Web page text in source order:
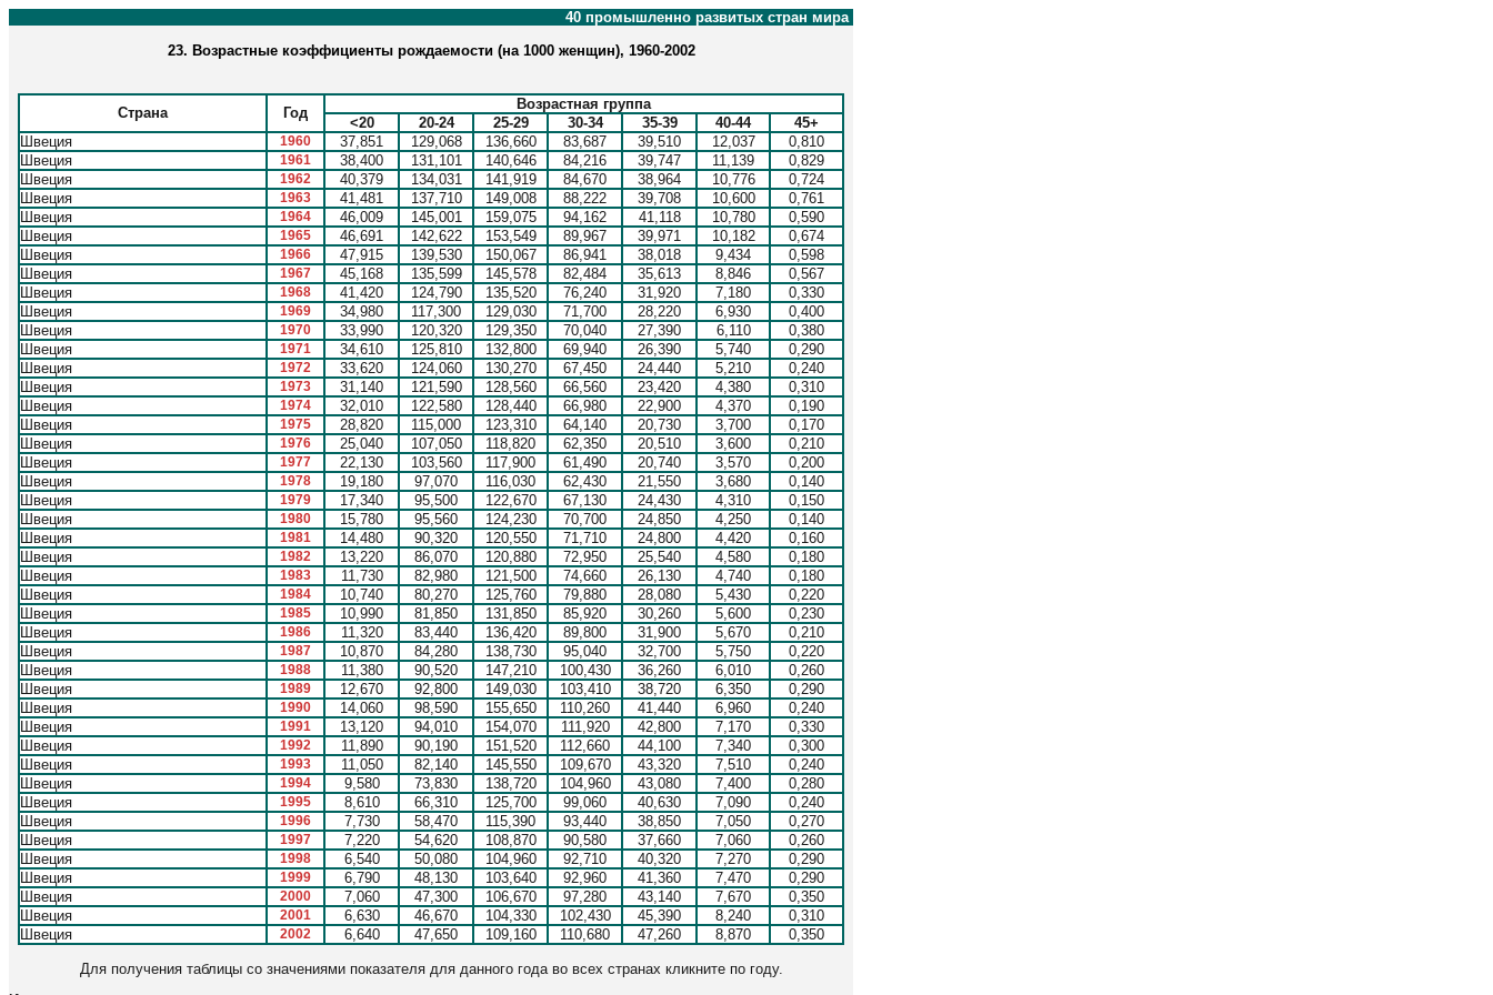
40 промышленно развитых стран мира
23. Возрастные коэффициенты рождаемости (на 1000 женщин), 1960-2002
Страна Год
Возрастная группа
<20
20-24 25-29 30-34 35-39 40-44
45+
Швеция
1960 37,851 129,068 136,660 83,687 39,510 12,037
0,810
Швеция
1961 38,400 131,101 140,646 84,216 39,747 11,139
0,829
Швеция
1962 40,379 134,031 141,919 84,670 38,964 10,776
0,724
Швеция
1963 41,481 137,710 149,008 88,222 39,708 10,600
0,761
Швеция
1964 46,009 145,001 159,075 94,162 41,118 10,780
0,590
Швеция
1965 46,691 142,622 153,549 89,967 39,971 10,182
0,674
Швеция
1966 47,915 139,530 150,067 86,941 38,018 9,434
0,598
Швеция
1967 45,168 135,599 145,578 82,484 35,613 8,846
0,567
Швеция
1968 41,420 124,790 135,520 76,240 31,920 7,180
0,330
Швеция
1969 34,980 117,300 129,030 71,700 28,220 6,930
0,400
Швеция
1970 33,990 120,320 129,350 70,040 27,390 6,110
0,380
Швеция
1971 34,610 125,810 132,800 69,940 26,390 5,740
0,290
Швеция
1972 33,620 124,060 130,270 67,450 24,440 5,210
0,240
Швеция
1973 31,140 121,590 128,560 66,560 23,420 4,380
0,310
Швеция
1974 32,010 122,580 128,440 66,980 22,900 4,370
0,190
Швеция
1975 28,820 115,000 123,310 64,140 20,730 3,700
0,170
Швеция
1976 25,040 107,050 118,820 62,350 20,510 3,600
0,210
Швеция
1977 22,130 103,560 117,900 61,490 20,740 3,570
0,200
Швеция
1978 19,180 97,070 116,030 62,430 21,550 3,680
0,140
Швеция
1979 17,340 95,500 122,670 67,130 24,430 4,310
0,150
Швеция
1980 15,780 95,560 124,230 70,700 24,850 4,250
0,140
Швеция
1981 14,480 90,320 120,550 71,710 24,800 4,420
0,160
Швеция
1982 13,220 86,070 120,880 72,950 25,540 4,580
0,180
Швеция
1983 11,730 82,980 121,500 74,660 26,130 4,740
0,180
Швеция
1984 10,740 80,270 125,760 79,880 28,080 5,430
0,220
Швеция
1985 10,990 81,850 131,850 85,920 30,260 5,600
0,230
Швеция
1986 11,320 83,440 136,420 89,800 31,900 5,670
0,210
Швеция
1987 10,870 84,280 138,730 95,040 32,700 5,750
0,220
Швеция
1988 11,380 90,520 147,210 100,430 36,260 6,010
0,260
Швеция
1989 12,670 92,800 149,030 103,410 38,720 6,350
0,290
Швеция
1990 14,060 98,590 155,650 110,260 41,440 6,960
0,240
Швеция
1991 13,120 94,010 154,070 111,920 42,800 7,170
0,330
Швеция
1992 11,890 90,190 151,520 112,660 44,100 7,340
0,300
Швеция
1993 11,050 82,140 145,550 109,670 43,320 7,510
0,240
Швеция
1994 9,580 73,830 138,720 104,960 43,080 7,400
0,280
Швеция
1995 8,610 66,310 125,700 99,060 40,630 7,090
0,240
Швеция
1996 7,730 58,470 115,390 93,440 38,850 7,050
0,270
Швеция
1997 7,220 54,620 108,870 90,580 37,660 7,060
0,260
Швеция
1998 6,540 50,080 104,960 92,710 40,320 7,270
0,290
Швеция
1999 6,790 48,130 103,640 92,960 41,360 7,470
0,290
Швеция
2000 7,060 47,300 106,670 97,280 43,140 7,670
0,350
Швеция
2001 6,630 46,670 104,330 102,430 45,390 8,240
0,310
Швеция
2002 6,640 47,650 109,160 110,680 47,260 8,870 0,350
Для получения таблицы со значениями показателя для данного года во всех странах кликните по году.